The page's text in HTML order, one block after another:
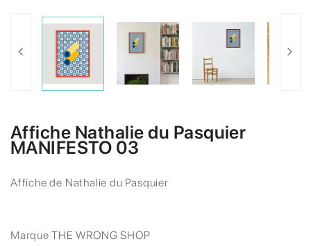
Affiche Nathalie du Pasquier
MANIFESTO 03
Affiche de Nathalie du Pasquier
Marque THE WRONG SHOP